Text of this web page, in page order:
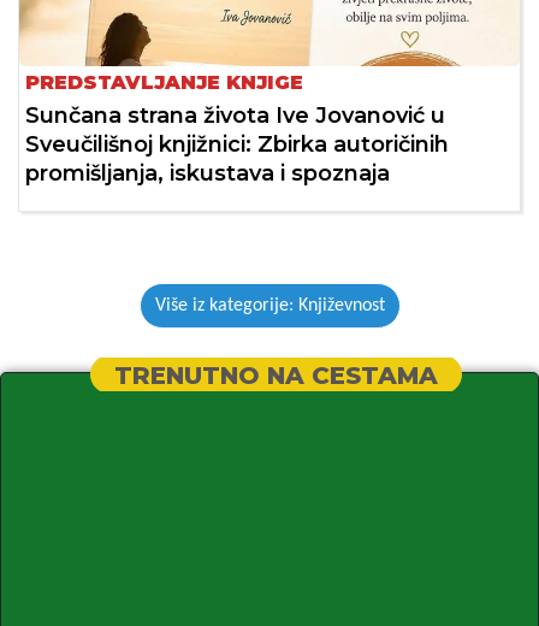
PREDSTAVLJANJE KNJIGE
Sunčana strana života Ive Jovanović u
Sveučilišnoj knjižnici: Zbirka autoričinih
promišljanja, iskustava i spoznaja
Više iz kategorije: Književnost
TRENUTNO NA CESTAMA